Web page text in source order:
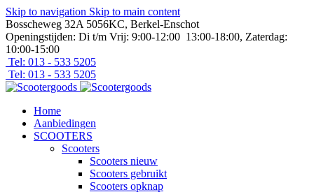
Skip to navigation Skip to main content
Bosscheweg 32A 5056KC, Berkel-Enschot
Openingstijden: Di t/m Vrij: 9:00-12:00 13:00-18:00, Zaterdag:
10:00-15:00
Tel: 013 - 533 5205
Tel: 013 - 533 5205
Home
Aanbiedingen
SCOOTERS
Scooters
Scooters nieuw
Scooters gebruikt
Scooters opknap